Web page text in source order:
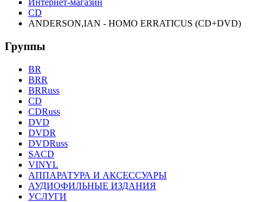
Интернет-магазин
CD
ANDERSON,IAN - HOMO ERRATICUS (CD+DVD)
Группы
BR
BRR
BRRuss
CD
CDRuss
DVD
DVDR
DVDRuss
SACD
VINYL
АППАРАТУРА И АКСЕССУАРЫ
АУДИОФИЛЬНЫЕ ИЗДАНИЯ
УСЛУГИ